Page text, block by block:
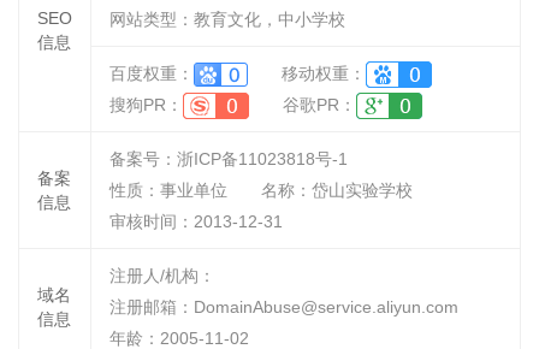
SEO
信息
网站类型：教育文化，中小学校
百度权重：
移动权重：
搜狗PR：
谷歌PR：
备案
信息
备案号：浙ICP备11023818号-1
性质： 事业单位 名称： 岱山实验学校
审核时间： 2013-12-31
域名
信息
注册人/机构：
注册邮箱：DomainAbuse@service.aliyun.com
年龄：2005-11-02